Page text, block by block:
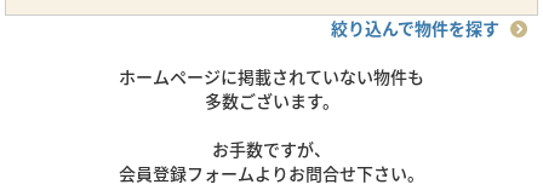
絞り込んで物件を探す
ホームページに掲載されていない物件も
多数ございます。
お手数ですが、
会員登録フォームよりお問合せ下さい。